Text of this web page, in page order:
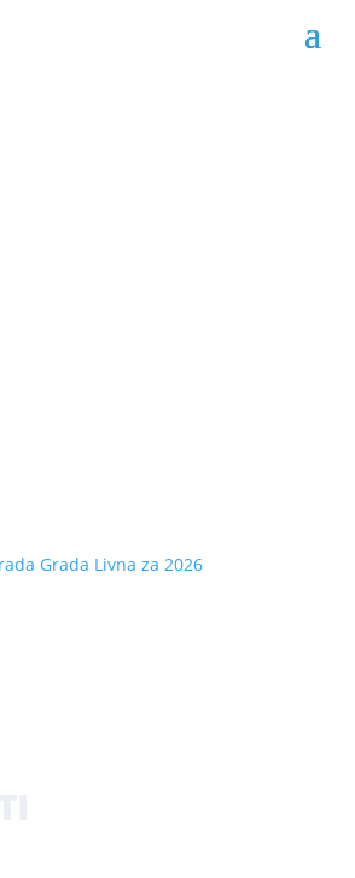
Grada Livna za 2026